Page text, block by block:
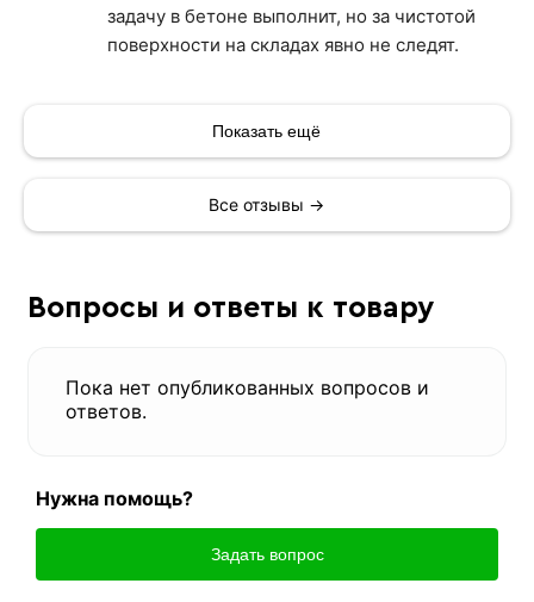
задачу в бетоне выполнит, но за чистотой
поверхности на складах явно не следят.
Показать ещё
Все отзывы →
Вопросы и ответы к товару
Пока нет опубликованных вопросов и
ответов.
Нужна помощь?
Задать вопрос